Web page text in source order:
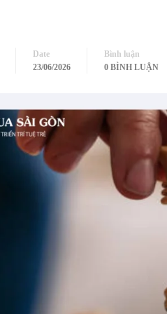
Date
23/06/2026
Bình luận
0 BÌNH LUẬN